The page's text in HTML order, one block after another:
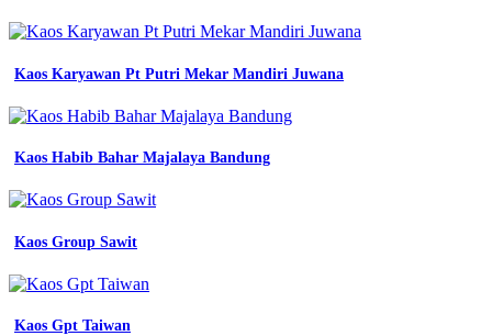
Kaos Karyawan Pt Putri Mekar Mandiri Juwana
Kaos Habib Bahar Majalaya Bandung
Kaos Group Sawit
Kaos Gpt Taiwan